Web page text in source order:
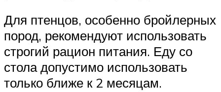
Для птенцов, особенно бройлерных
пород, рекомендуют использовать
строгий рацион питания. Еду со
стола допустимо использовать
только ближе к 2 месяцам.